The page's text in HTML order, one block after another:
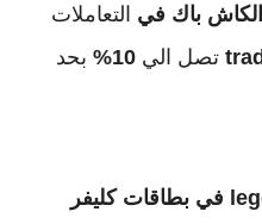
باك في التعاملات
تصل الي
بحد
ايه الفرق بين باقة go و legend في بطاقات كليفر